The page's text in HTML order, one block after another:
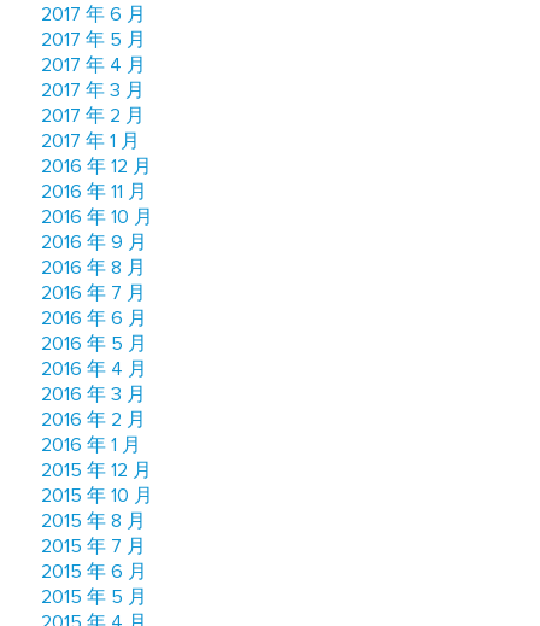
2017 年 6 月
2017 年 5 月
2017 年 4 月
2017 年 3 月
2017 年 2 月
2017 年 1 月
2016 年 12 月
2016 年 11 月
2016 年 10 月
2016 年 9 月
2016 年 8 月
2016 年 7 月
2016 年 6 月
2016 年 5 月
2016 年 4 月
2016 年 3 月
2016 年 2 月
2016 年 1 月
2015 年 12 月
2015 年 10 月
2015 年 8 月
2015 年 7 月
2015 年 6 月
2015 年 5 月